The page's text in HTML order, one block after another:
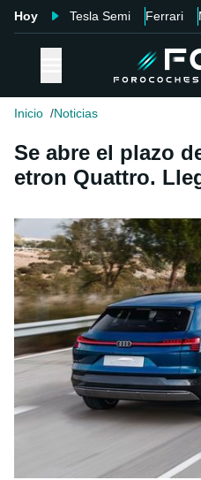
Hoy Tesla Semi Ferrari
Inicio Noticias
Se abre el plazo
etron Quattro.